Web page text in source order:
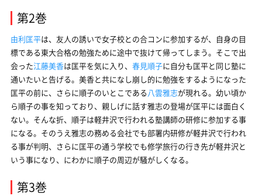
第2巻
由利匡平は、友人の誘いで女子校との合コンに参加するが、自身の目
標である東大合格の勉強ために途中で抜けて帰ってしまう。そこで出
会った江藤美香は匡平を気に入り、 春見順子に自分も匡平と同じ塾に
通いたいと告げる。美香と共になし崩し的に勉強をするようになった
匡平の前に、さらに順子のいとこである 八雲雅志が現れる。幼い頃か
ら順子の事を知っており、親しげに話す雅志の登場が匡平には面白く
ない。そんな折、順子は軽井沢で行われる塾講師の研修に参加する事
になる。そのうえ雅志の務める会社でも部署内研修が軽井沢で行われ
る事が判明、さらに匡平の通う学校でも修学旅行の行き先が軽井沢と
いう事になり、にわかに順子の周辺が騒がしくなる。
第3巻